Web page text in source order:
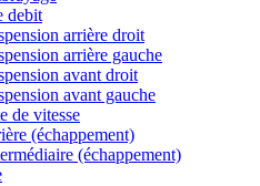
debit
arrière droit
arrière gauche
avant droit
avant gauche
de vitesse
(échappement)
(échappement)